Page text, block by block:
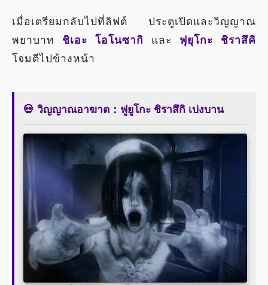
เมื่อเตรียมกลับไปที่ลิฟต์ ประตูเปิดและวิญญาณ
พยาบาท ชิเอะ โอโนซากิ และ ฟุยุโกะ ชิราสึคิ
โจมตีไปข้างหน้า
💀 วิญญาณอาฆาต：ฟูยูโกะ ชิราสึกิ เบ่งบาน